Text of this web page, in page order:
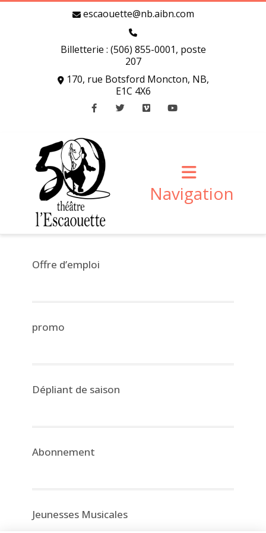
escaouette@nb.aibn.com
Billetterie : (506) 855-0001, poste
207
170, rue Botsford Moncton, NB,
E1C 4X6
Navigation
Offre d’emploi
promo
Dépliant de saison
Abonnement
Jeunesses Musicales